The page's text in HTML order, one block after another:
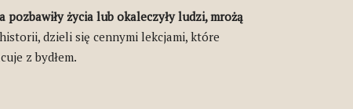
życia lub okaleczyły ludzi, mrożą
dzieli się cennymi lekcjami, które
z bydłem.